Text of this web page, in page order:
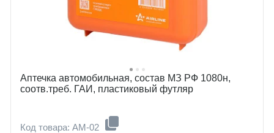
Аптечка автомобильная, состав МЗ РФ 1080н,
соотв.треб. ГАИ, пластиковый футляр
Код товара: AM-02